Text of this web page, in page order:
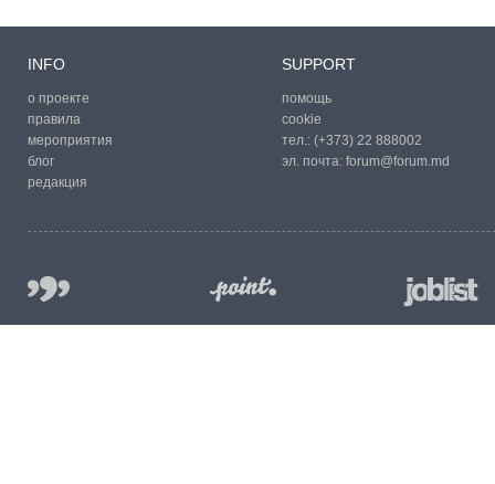
INFO
о проекте
правила
мероприятия
блог
редакция
SUPPORT
помощь
cookie
тел.: (+373) 22 888002
эл. почта: forum@forum.md